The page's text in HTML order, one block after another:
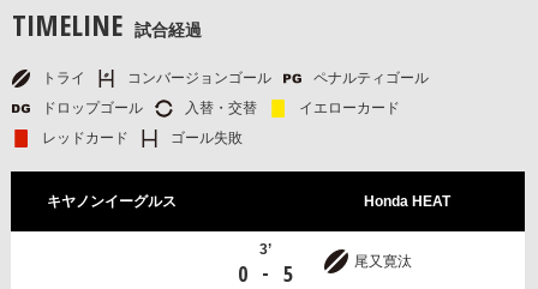
TIMELINE 試合経過
トライ コンバージョンゴール
ペナルティゴール
ドロップゴール
入替・交替
イエローカード
レッドカード
ゴール失敗
キヤノンイーグルス Honda HEAT
3’
0 - 5 尾又寛汰